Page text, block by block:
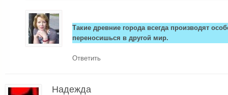
Такие древние города всегда производят
переносишься в другой мир.
Ответить
Надежда